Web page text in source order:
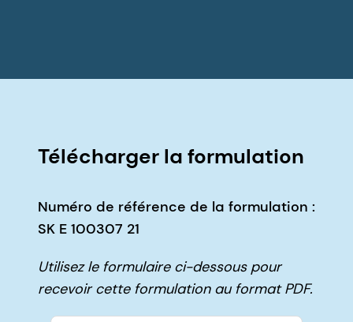
Télécharger la formulation
Numéro de référence de la formulation :
SK E 100307 21
Utilisez le formulaire ci-dessous pour
recevoir cette formulation au format PDF.